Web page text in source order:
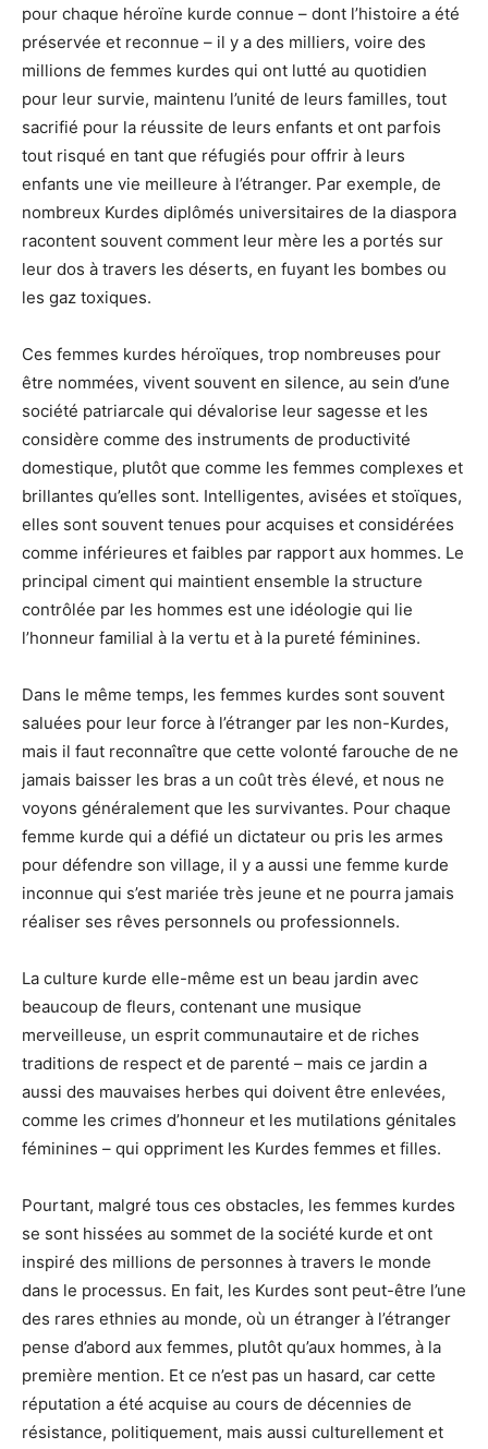
pour chaque héroïne kurde connue – dont l’histoire a été
préservée et reconnue – il y a des milliers, voire des
millions de femmes kurdes qui ont lutté au quotidien
pour leur survie, maintenu l’unité de leurs familles, tout
sacrifié pour la réussite de leurs enfants et ont parfois
tout risqué en tant que réfugiés pour offrir à leurs
enfants une vie meilleure à l’étranger. Par exemple, de
nombreux Kurdes diplômés universitaires de la diaspora
racontent souvent comment leur mère les a portés sur
leur dos à travers les déserts, en fuyant les bombes ou
les gaz toxiques.
Ces femmes kurdes héroïques, trop nombreuses pour
être nommées, vivent souvent en silence, au sein d’une
société patriarcale qui dévalorise leur sagesse et les
considère comme des instruments de productivité
domestique, plutôt que comme les femmes complexes et
brillantes qu’elles sont. Intelligentes, avisées et stoïques,
elles sont souvent tenues pour acquises et considérées
comme inférieures et faibles par rapport aux hommes. Le
principal ciment qui maintient ensemble la structure
contrôlée par les hommes est une idéologie qui lie
l’honneur familial à la vertu et à la pureté féminines.
Dans le même temps, les femmes kurdes sont souvent
saluées pour leur force à l’étranger par les non-Kurdes,
mais il faut reconnaître que cette volonté farouche de ne
jamais baisser les bras a un coût très élevé, et nous ne
voyons généralement que les survivantes. Pour chaque
femme kurde qui a défié un dictateur ou pris les armes
pour défendre son village, il y a aussi une femme kurde
inconnue qui s’est mariée très jeune et ne pourra jamais
réaliser ses rêves personnels ou professionnels.
La culture kurde elle-même est un beau jardin avec
beaucoup de fleurs, contenant une musique
merveilleuse, un esprit communautaire et de riches
traditions de respect et de parenté – mais ce jardin a
aussi des mauvaises herbes qui doivent être enlevées,
comme les crimes d’honneur et les mutilations génitales
féminines – qui oppriment les Kurdes femmes et filles.
Pourtant, malgré tous ces obstacles, les femmes kurdes
se sont hissées au sommet de la société kurde et ont
inspiré des millions de personnes à travers le monde
dans le processus. En fait, les Kurdes sont peut-être l’une
des rares ethnies au monde, où un étranger à l’étranger
pense d’abord aux femmes, plutôt qu’aux hommes, à la
première mention. Et ce n’est pas un hasard, car cette
réputation a été acquise au cours de décennies de
résistance, politiquement, mais aussi culturellement et